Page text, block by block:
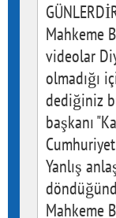
Mahkeme
videolar
olmadığı
dediğiniz
başkanı
Yanlış
Mahkeme